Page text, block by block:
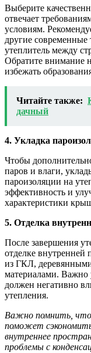
Выберите
отвечает
условиям.
другие
утеплитель между
Обратите внимание
избежать
Читайте также:
дачный
4. Укладка
Чтобы
паров и влаги,
пароизоляции на
эффективность и
характеристики
5. Отделка
После завершения
отделке
из ГКЛ,
материалами. Важно
должен негативно
утепления.
Важно помнить, что
поможет
внутреннее
проблемы с